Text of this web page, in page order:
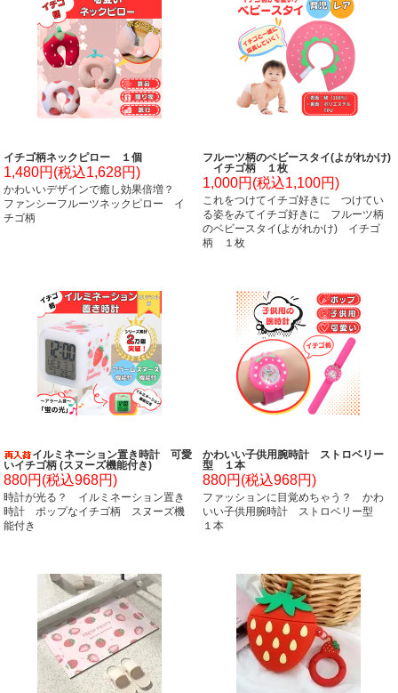
イチゴ柄ネックピロー １個
1,480円(税込1,628円)
かわいいデザインで癒し効果倍増？
ファンシーフルーツネックピロー イ
チゴ柄
フルーツ柄のベビースタイ(よがれかけ)
イチゴ柄 １枚
1,000円(税込1,100円)
これをつけてイチゴ好きに つけてい
る姿をみてイチゴ好きに フルーツ柄
のベビースタイ(よがれかけ) イチゴ
柄 １枚
イルミネーション置き時計 可愛
いイチゴ柄 (スヌーズ機能付き)
880円(税込968円)
時計が光る？ イルミネーション置き
時計 ポップなイチゴ柄 スヌーズ機
能付き
かわいい子供用腕時計 ストロベリー
型 １本
880円(税込968円)
ファッションに目覚めちゃう？ かわ
いい子供用腕時計 ストロベリー型
１本